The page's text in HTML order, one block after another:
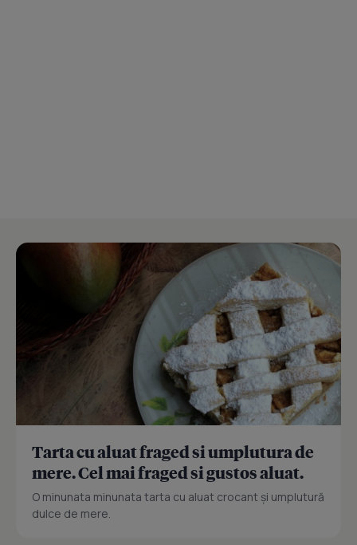
Tarta cu aluat fraged si umplutura de
mere. Cel mai fraged si gustos aluat.
O minunata minunata tarta cu aluat crocant și umplutură
dulce de mere.